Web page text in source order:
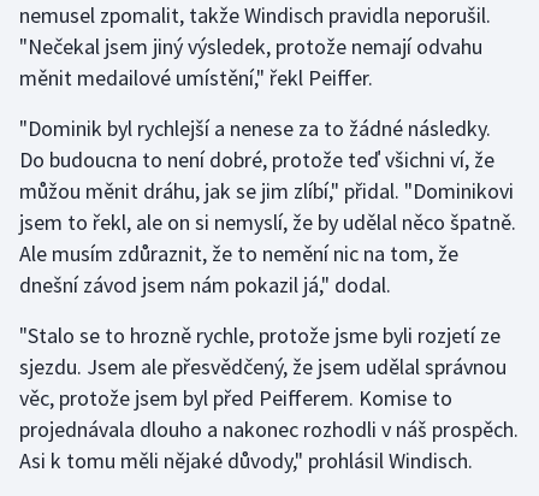
Judo
Krasobruslení
Lezení
Lyže a snowboard
Moderní pětiboj
Olympijské hry
Parasport
nemusel zpomalit, takže Windisch pravidla neporušil.
"Nečekal jsem jiný výsledek, protože nemají odvahu
měnit medailové umístění," řekl Peiffer.
"Dominik byl rychlejší a nenese za to žádné následky.
Do budoucna to není dobré, protože teď všichni ví, že
můžou měnit dráhu, jak se jim zlíbí," přidal. "Dominikovi
jsem to řekl, ale on si nemyslí, že by udělal něco špatně.
Ale musím zdůraznit, že to nemění nic na tom, že
dnešní závod jsem nám pokazil já," dodal.
"Stalo se to hrozně rychle, protože jsme byli rozjetí ze
sjezdu. Jsem ale přesvědčený, že jsem udělal správnou
věc, protože jsem byl před Peifferem. Komise to
projednávala dlouho a nakonec rozhodli v náš prospěch.
Asi k tomu měli nějaké důvody," prohlásil Windisch.